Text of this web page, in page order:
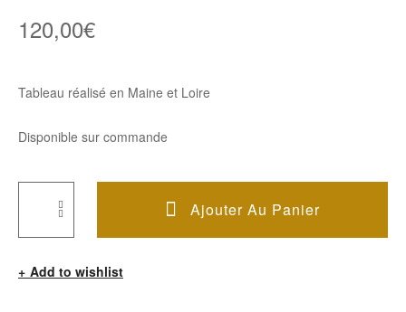
120,00€
Tableau réalisé en Maine et Loire
Disponible sur commande
Quantité
Tableau
Ajouter Au Panier
Add to wishlist